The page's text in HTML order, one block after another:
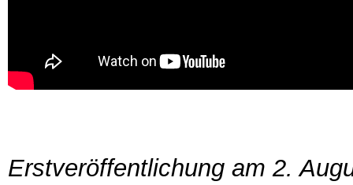
Erstveröffentlichung am 2.